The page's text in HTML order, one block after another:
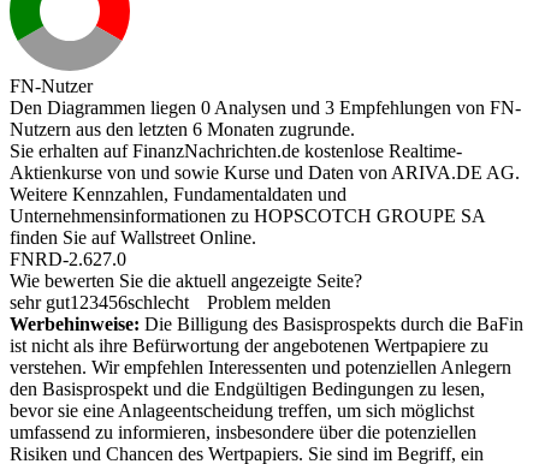
FN-Nutzer
Den Diagrammen liegen 0 Analysen und 3 Empfehlungen von FN-
Nutzern aus den letzten 6 Monaten zugrunde.
Sie erhalten auf FinanzNachrichten.de kostenlose Realtime-
Aktienkurse von und sowie Kurse und Daten von ARIVA.DE AG.
Weitere Kennzahlen, Fundamentaldaten und
Unternehmensinformationen zu HOPSCOTCH GROUPE SA
finden Sie aufWallstreet Online.
FNRD-2.627.0
Wie bewerten Sie die aktuell angezeigte Seite?
sehr gut1 23456schlecht
Problem melden
Werbehinweise: Die Billigung des Basisprospekts durch die BaFin
ist nicht als ihre Befürwortung der angebotenen Wertpapiere zu
verstehen. Wir empfehlen Interessenten und potenziellen Anlegern
den Basisprospekt und die Endgültigen Bedingungen zu lesen,
bevor sie eine Anlageentscheidung treffen, um sich möglichst
umfassend zu informieren, insbesondere über die potenziellen
Risiken und Chancen des Wertpapiers. Sie sind im Begriff, ein